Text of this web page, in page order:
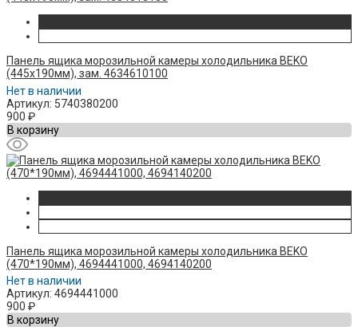
Панель ящика морозильной камеры холодильника BEKO
(445x190мм), зам. 4634610100
Нет в наличии
Артикул: 5740380200
900 ₽
В корзину
Панель ящика морозильной камеры холодильника BEKO
(470*190мм), 4694441000, 4694140200
Нет в наличии
Артикул: 4694441000
900 ₽
В корзину